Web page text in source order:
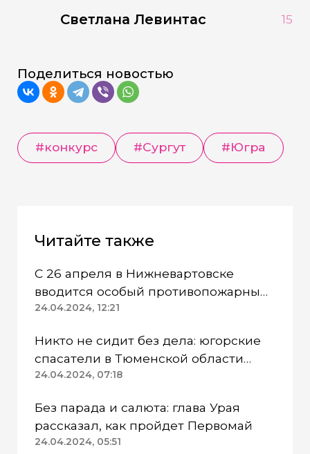
Светлана Левинтас 15
Поделиться новостью
#конкурс #Сургут #Югра
Читайте также
С 26 апреля в Нижневартовске
вводится особый противопожарный
режим
24.04.2024, 12:21
Никто не сидит без дела: югорские
спасатели в Тюменской области
работают в две смены
24.04.2024, 07:18
Без парада и салюта: глава Урая
рассказал, как пройдет Первомай
24.04.2024, 05:51